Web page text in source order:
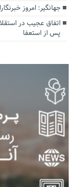
جهانگیر: امروز
پس از استعفا